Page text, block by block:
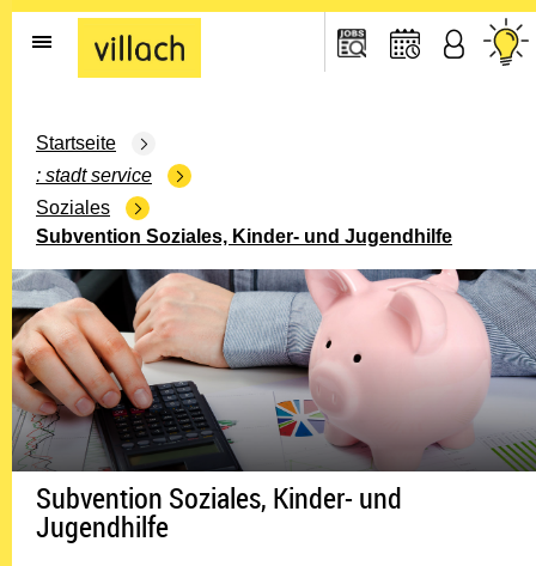
Gehe zur Startseite
Startseite
stadt service
Soziales
Subvention Soziales, Kinder- und Jugendhilfe
Subvention Soziales, Kinder- und
Jugendhilfe